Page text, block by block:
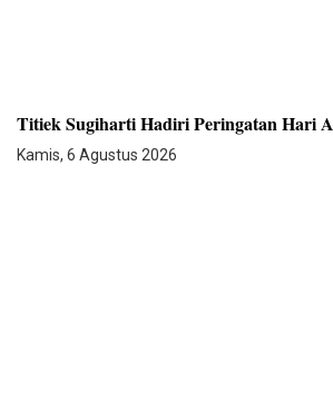
Titiek Sugiharti Hadiri Peringatan Hari
Kamis, 6 Agustus 2026